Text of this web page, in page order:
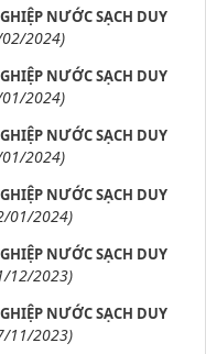
NƯỚC SẠCH DUY
2024)
NƯỚC SẠCH DUY
2024)
NƯỚC SẠCH DUY
2024)
NƯỚC SẠCH DUY
01/2024)
NƯỚC SẠCH DUY
12/2023)
NƯỚC SẠCH DUY
11/2023)